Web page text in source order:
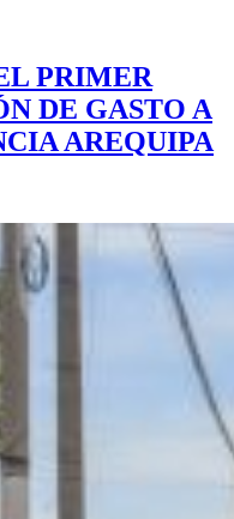
PRIMER
DE GASTO A
AREQUIPA